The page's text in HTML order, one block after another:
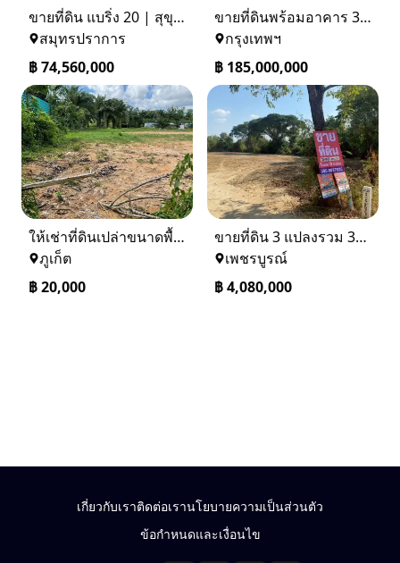
ขายที่ดิน แบริ่ง 20 | สุขุมวิท 107
สมุทรปราการ
฿74,560,000
ขายที่ดินพร้อมอาคาร 3 ชั้น / โกดังสินค้า ที่จอดรถ 50 คัน
กรุงเทพฯ
฿ 185,000,000
ให้เช่าที่ดินเปล่าขนาดพื้นที่ 1 ไร่ 2 งาน 80 ตารางวา อำเภอถลาง
ภูเก็ต
฿20,000
ขายที่ดิน 3 แปลงรวม 340 ตรว ราคา ตรว. ล่ะ 12000 บาท เมืองเพชรบูรณ์
เพชรบูรณ์
฿4,080,000
เกี่ยวกับเราติดต่อเรานโยบายความเป็นส่วนตัว
ข้อกำหนดและเงื่อนไข